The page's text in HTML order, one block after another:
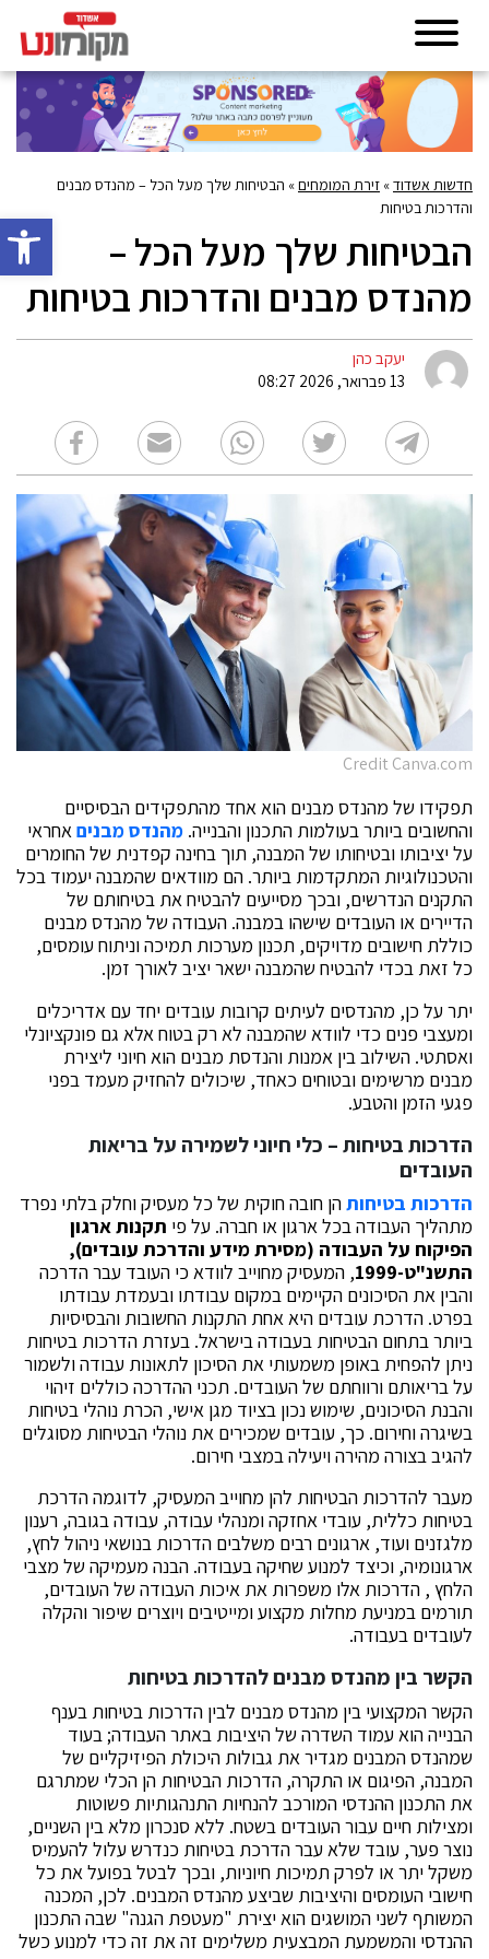
פתח
חדשות אשדוד» זירת המומחים» הבטיחות שלך מעל הכל – מהנדס מבנים
והדרכות בטיחות
הבטיחות שלך מעל הכל –
מהנדס מבנים והדרכות בטיחות
יעקב כהן
13 פברואר, 2026 08:27
Credit Canva.com
תפקידו של מהנדס מבניםהוא אחד מהתפקידים הבסיסיים
והחשובים ביותר בעולמות התכנון והבנייה. מהנדס מבניםאחראי
על יציבותו ובטיחותו של המבנה, תוך בחינה קפדנית של החומרים
והטכנולוגיות המתקדמות ביותר. הם מוודאים שהמבנה יעמוד בכל
התקנים הנדרשים, ובכך מסייעים להבטיח את בטיחותם של
הדיירים או העובדים שישהו במבנה. העבודה של מהנדס מבנים
כוללת חישובים מדויקים, תכנון מערכות תמיכה וניתוח עומסים,
כל זאת בכדי להבטיח שהמבנה ישאר יציב לאורך זמן.
יתר על כן, מהנדסים לעיתים קרובות עובדים יחד עם אדריכלים
ומעצבי פנים כדי לוודא שהמבנה לא רק בטוח אלא גם פונקציונלי
ואסתטי. השילוב בין אמנות והנדסת מבנים הוא חיוני ליצירת
מבנים מרשימים ובטוחים כאחד, שיכולים להחזיק מעמד בפני
פגעי הזמן והטבע.
הדרכות בטיחות – כלי חיוני לשמירה על בריאות
העובדים
הדרכות בטיחותהן חובה חוקית של כל מעסיק וחלק בלתי נפרד
מתהליך העבודה בכל ארגון או חברה. על פי תקנות ארגון
הפיקוח על העבודה (מסירת מידע והדרכת עובדים),
התשנ"ט-1999
, המעסיק מחוייב לוודא כי העובד עבר הדרכה
והבין את הסיכונים הקיימים במקום עבודתו ובעמדת עבודתו
בפרט. הדרכת עובדים היא אחת התקנות החשובות והבסיסיות
ביותר בתחום הבטיחות בעבודה בישראל. בעזרת הדרכות בטיחות
ניתן להפחית באופן משמעותי את הסיכון לתאונות עבודה ולשמור
על בריאותם ורווחתם של העובדים. תכני ההדרכה כוללים זיהוי
והבנת הסיכונים, שימוש נכון בציוד מגן אישי, הכרת נוהלי בטיחות
בשיגרה וחירום. כך, עובדים שמכירים את נוהלי הבטיחות מסוגלים
להגיב בצורה מהירה ויעילה במצבי חירום.
מעבר להדרכות הבטיחות להן מחוייב המעסיק, לדוגמה הדרכת
בטיחות כללית, עובדי אחזקה ומנהלי עבודה, עבודה בגובה, רענון
מלגזנים ועוד, ארגונים רבים משלבים הדרכות בנושאי ניהול לחץ,
ארגונומיה, וכיצד למנוע שחיקה בעבודה. הבנה מעמיקה של מצבי
הלחץ , הדרכות אלו משפרות את איכות העבודה של העובדים,
תורמים במניעת מחלות מקצוע ומייטיבים ויוצרים שיפור והקלה
לעובדים בעבודה.
הקשר בין מהנדס מבנים להדרכות בטיחות
הקשר המקצועי בין מהנדס מבנים לבין הדרכות בטיחות בענף
הבנייה הוא עמוד השדרה של היציבות באתר העבודה; בעוד
שמהנדס המבנים מגדיר את גבולות היכולת הפיזיקליים של
המבנה, הפיגום או התקרה, הדרכות הבטיחות הן הכלי שמתרגם
את התכנון ההנדסי המורכב להנחיות התנהגותיות פשוטות
ומצילות חיים עבור העובדים בשטח. ללא סנכרון מלא בין השניים,
נוצר פער, עובד שלא עבר הדרכת בטיחות כנדרש עלול להעמיס
משקל יתר או לפרק תמיכות חיוניות, ובכך לבטל בפועל את כל
חישובי העומסים והיציבות שביצע מהנדס המבנים. לכן, המכנה
המשותף לשני המושגים הוא יצירת "מעטפת הגנה" שבה התכנון
ההנדסי והמשמעת המבצעית משלימים זה את זה כדי למנוע כשל